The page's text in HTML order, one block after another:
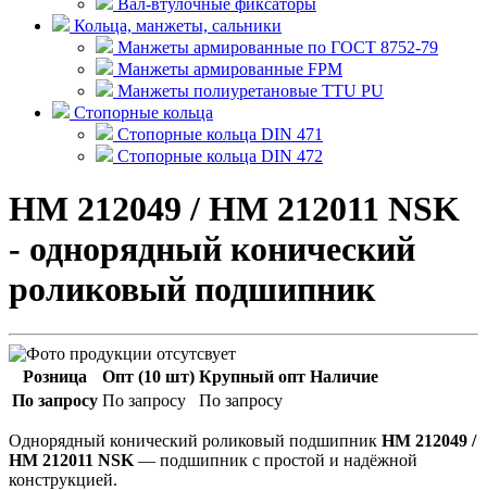
Вал-втулочные фиксаторы
Кольца, манжеты, сальники
Манжеты армированные по ГОСТ 8752-79
Манжеты армированные FPM
Манжеты полиуретановые TTU PU
Стопорные кольца
Стопорные кольца DIN 471
Стопорные кольца DIN 472
HM 212049 / HM 212011 NSK
- однорядный конический
роликовый подшипник
Розница Опт (10 шт) Крупный опт Наличие
По запросу По запросу По запросу
Однорядный конический роликовый подшипник HM 212049 /
HM 212011 NSK — подшипник с простой и надёжной
конструкцией.